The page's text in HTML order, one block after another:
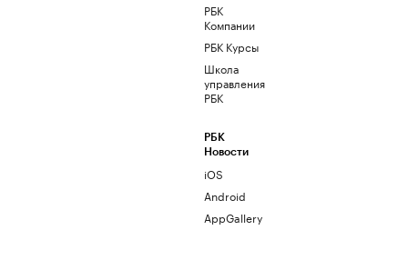
РБК
Компании
РБК Курсы
Школа
управления
РБК
РБК
Новости
iOS
Android
AppGallery